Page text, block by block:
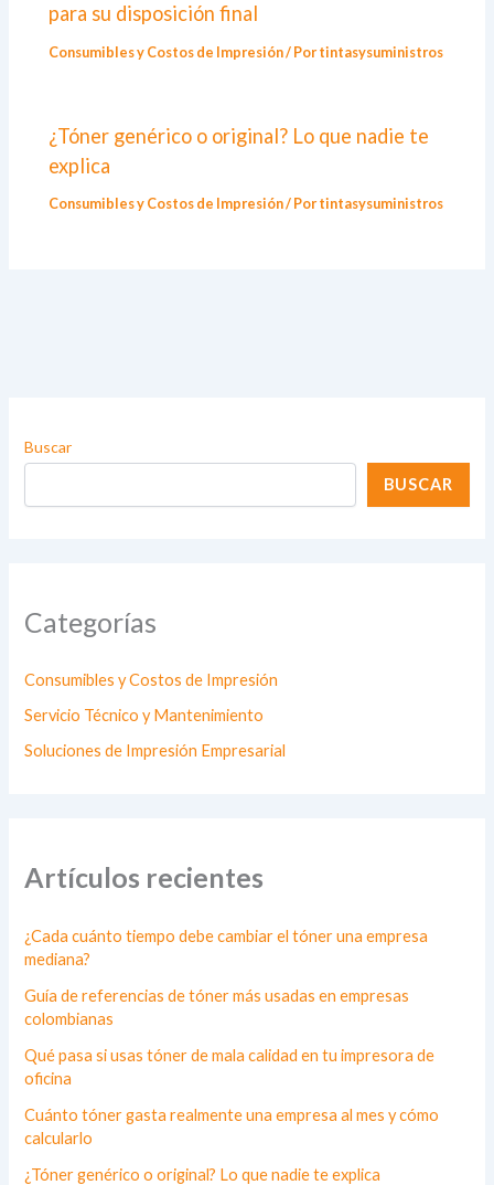
para su disposición final
Consumibles y Costos de Impresión/ Portintasysuministros
¿Tóner genérico o original? Lo que nadie te
explica
Consumibles y Costos de Impresión/ Portintasysuministros
Buscar
BUSCAR
Categorías
Consumibles y Costos de Impresión
Servicio Técnico y Mantenimiento
Soluciones de Impresión Empresarial
Artículos recientes
¿Cada cuánto tiempo debe cambiar el tóner una empresa
mediana?
Guía de referencias de tóner más usadas en empresas
colombianas
Qué pasa si usas tóner de mala calidad en tu impresora de
oficina
Cuánto tóner gasta realmente una empresa al mes y cómo
calcularlo
¿Tóner genérico o original? Lo que nadie te explica